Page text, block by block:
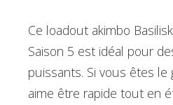
Ce loadout akimbo
Saison 5 est idéal pour
puissants. Si vous êtes
aime être rapide tout en